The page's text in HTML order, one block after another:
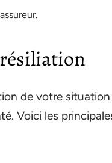
de votre
Voici les